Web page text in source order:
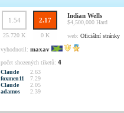
1.54 2.17
Indian Wells
$4,500,000 Hard
25.720 K
0 K web: Oficiální stránky
vyhodnotil: maxav
počet shozených tiketů: 4
Claude
2.63
foxmen11
7.29
Claude
2.05
adamos
2.39